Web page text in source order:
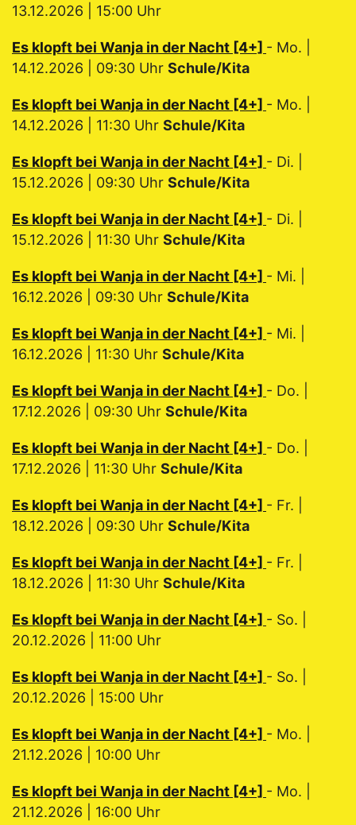
13.12.2026 | 15:00 Uhr
Es klopft bei Wanja in der Nacht [4+] - Mo. |
14.12.2026 | 09:30 Uhr Schule/Kita
Es klopft bei Wanja in der Nacht [4+] - Mo. |
14.12.2026 | 11:30 Uhr Schule/Kita
Es klopft bei Wanja in der Nacht [4+] - Di. |
15.12.2026 | 09:30 Uhr Schule/Kita
Es klopft bei Wanja in der Nacht [4+] - Di. |
15.12.2026 | 11:30 Uhr Schule/Kita
Es klopft bei Wanja in der Nacht [4+] - Mi. |
16.12.2026 | 09:30 Uhr Schule/Kita
Es klopft bei Wanja in der Nacht [4+] - Mi. |
16.12.2026 | 11:30 Uhr Schule/Kita
Es klopft bei Wanja in der Nacht [4+] - Do. |
17.12.2026 | 09:30 Uhr Schule/Kita
Es klopft bei Wanja in der Nacht [4+] - Do. |
17.12.2026 | 11:30 Uhr Schule/Kita
Es klopft bei Wanja in der Nacht [4+] - Fr. |
18.12.2026 | 09:30 Uhr Schule/Kita
Es klopft bei Wanja in der Nacht [4+] - Fr. |
18.12.2026 | 11:30 Uhr Schule/Kita
Es klopft bei Wanja in der Nacht [4+] - So. |
20.12.2026 | 11:00 Uhr
Es klopft bei Wanja in der Nacht [4+] - So. |
20.12.2026 | 15:00 Uhr
Es klopft bei Wanja in der Nacht [4+] - Mo. |
21.12.2026 | 10:00 Uhr
Es klopft bei Wanja in der Nacht [4+] - Mo. |
21.12.2026 | 16:00 Uhr